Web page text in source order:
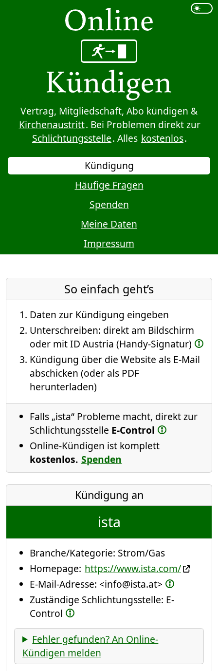
Sprung zum Inhalt
Vertrag, Mitgliedschaft, Abo kündigen &
Kirchenaustritt. Bei Problemen direkt zur
Schlichtungsstelle. Alles kostenlos.
Kündigung
Häufige Fragen
Spenden
Meine Daten
Impressum
So einfach geht’s
Daten zur Kündigung eingeben
Unterschreiben: direkt am Bildschirm
oder mit ID Austria (Handy-Signatur)
Kündigung über die Website als E-Mail
abschicken (oder als PDF
herunterladen)
Falls „ista“ Probleme macht, direkt zur
Schlichtungsstelle E-Control
Online-Kündigen ist komplett
kostenlos. Spenden
Kündigung an
ista
Branche/Kategorie: Strom/Gas
Homepage: https://www.ista.com/
E-Mail-Adresse: <info@ista.at>
Zuständige Schlichtungsstelle: E-
Control
Fehler gefunden? An Online-
Kündigen melden